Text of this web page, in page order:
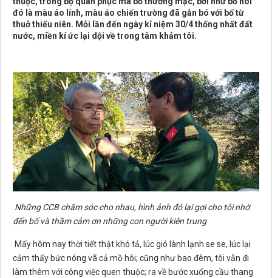
đó là màu áo lính, màu áo chiến trường đã gắn bó với bố từ
thuở thiếu niên. Mỗi lần đến ngày kỉ niệm 30/4 thống nhất đất
nước, miền kí ức lại dội về trong tâm khảm tôi.
Những CCB chăm sóc cho nhau, hình ảnh đó lại gợi cho tôi nhớ
đến bố và thầm cảm ơn những con người kiên trung
Mấy hôm nay thời tiết thật khó tả, lúc gió lành lạnh se se, lúc lại
cảm thấy bức nóng vã cả mồ hôi; cũng như bao đêm, tôi vẫn đi
làm thêm với công việc quen thuộc; ra về bước xuống cầu thang